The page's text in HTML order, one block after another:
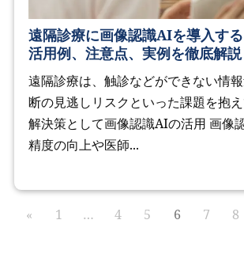
遠隔診療に画像認識AIを導入す
活用例、注意点、実例を徹底解説
遠隔診療は、触診などができない情
断の見逃しリスクといった課題を抱
解決策として画像認識AIの活用 画像
精度の向上や医師...
« 1 … 4 5 6 7 8